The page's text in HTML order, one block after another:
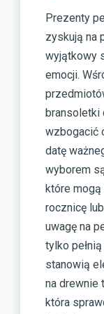
Prezenty
zyskują na
wyjątkowy
emocji.
bransoletki
wzbogacić
datę
wyborem
które mogą
rocznicę
uwagę na
tylko
stanowią
na drewnie
która